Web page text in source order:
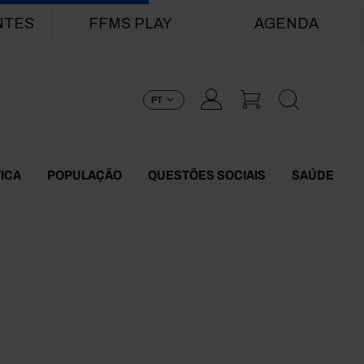
FFMS PLAY AGENDA
PT
POPULAÇÃO QUESTÕES SOCIAIS SAÚDE